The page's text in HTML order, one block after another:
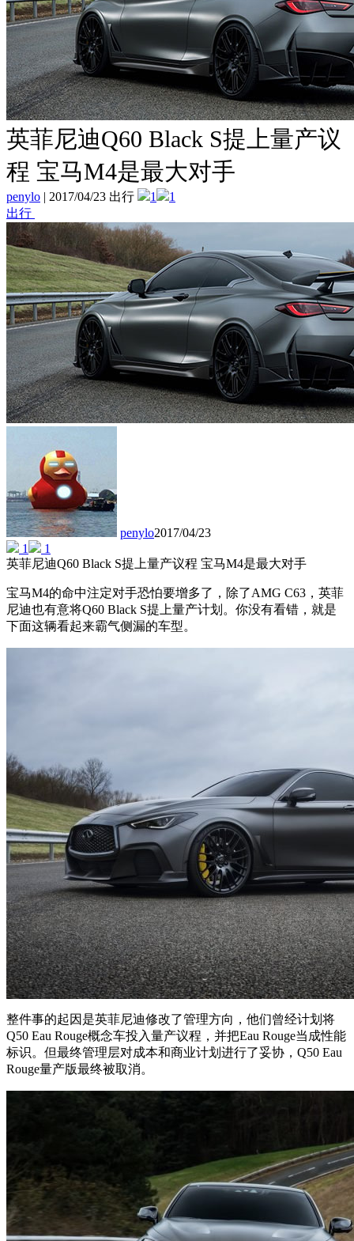
英菲尼迪Q60 Black S提上量产议
程 宝马M4是最大对手
penylo | 2017/04/23 出行 1
1
出行
penylo2017/04/23
1
1
英菲尼迪Q60 Black S提上量产议程 宝马M4是最大对手
宝马M4的命中注定对手恐怕要增多了，除了AMG C63，英菲
尼迪也有意将Q60 Black S提上量产计划。你没有看错，就是
下面这辆看起来霸气侧漏的车型。
整件事的起因是英菲尼迪修改了管理方向，他们曾经计划将
Q50 Eau Rouge概念车投入量产议程，并把Eau Rouge当成性能
标识。但最终管理层对成本和商业计划进行了妥协，Q50 Eau
Rouge量产版最终被取消。